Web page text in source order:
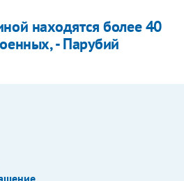
находятся более 40
- Парубий